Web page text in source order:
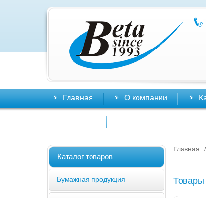
Главная О компании
Каталог товаров
Бумажная продукция
Главная /
Товары